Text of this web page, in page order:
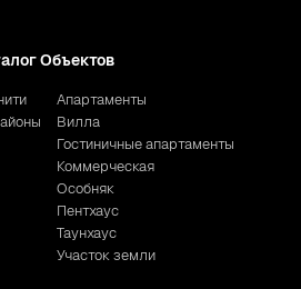
Объектов
Апартаменты
Вилла
Гостиничные апартаменты
Коммерческая
Особняк
Пентхаус
Таунхаус
Участок земли